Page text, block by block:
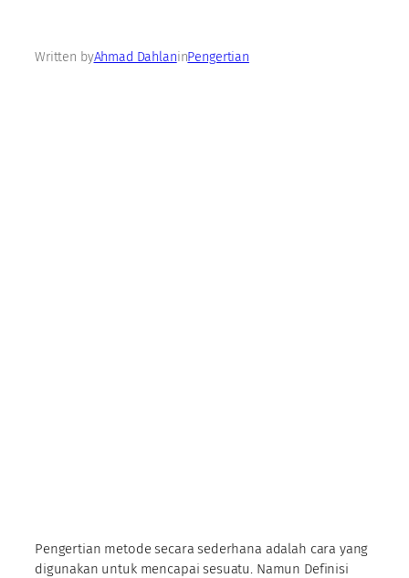
Written byAhmad DahlaninPengertian
Pengertian metode secara sederhana adalah cara yang
digunakan untuk mencapai sesuatu. Namun Definisi